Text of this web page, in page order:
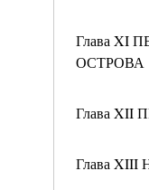
Глава XI
ОСТРОВА
Глава
Глава